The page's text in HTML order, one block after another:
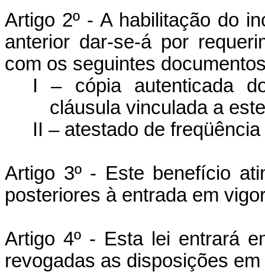
Artigo 2º - A habilitação do
anterior dar-se-á por
com os seguintes
I – cópia autenticada
cláusula vinculada a
II – atestado de
Artigo 3º - Este benefício
posteriores à entrada em
Artigo 4º - Esta lei entrará
revogadas as disposições